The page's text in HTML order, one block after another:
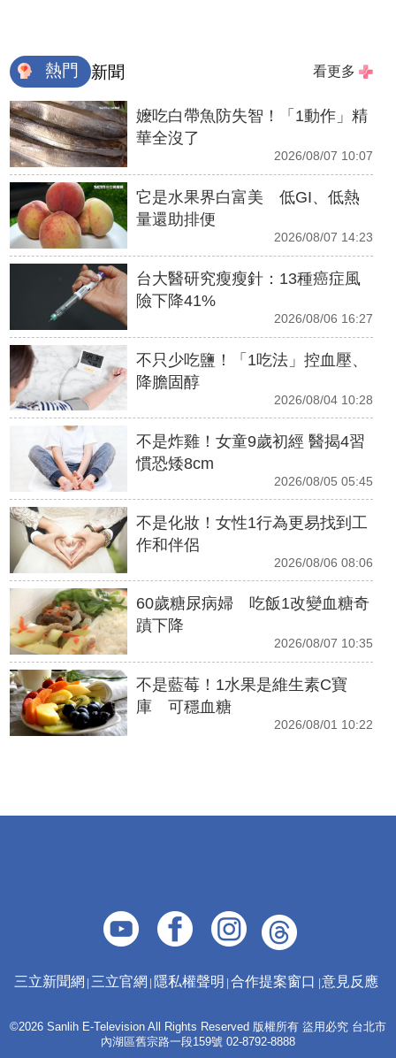
熱門 新聞 看更多
嬤吃白帶魚防失智！「1動作」精
華全沒了
2026/08/07 10:07
它是水果界白富美 低GI、低熱
量還助排便
2026/08/07 14:23
台大醫研究瘦瘦針：13種癌症風
險下降41%
2026/08/06 16:27
不只少吃鹽！「1吃法」控血壓、
降膽固醇
2026/08/04 10:28
不是炸雞！女童9歲初經 醫揭4習
慣恐矮8cm
2026/08/05 05:45
不是化妝！女性1行為更易找到工
作和伴侶
2026/08/06 08:06
60歲糖尿病婦 吃飯1改變血糖奇
蹟下降
2026/08/07 10:35
不是藍莓！1水果是維生素C寶
庫 可穩血糖
2026/08/01 10:22
三立新聞網 三立官網 隱私權聲明 合作提案窗口 意見反應
©2026 Sanlih E-Television All Rights Reserved 版權所有 盜用必究 台北市
內湖區舊宗路一段159號 02-8792-8888